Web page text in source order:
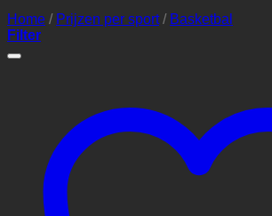
Home / Prijzen per sport / Basketbal
Filter